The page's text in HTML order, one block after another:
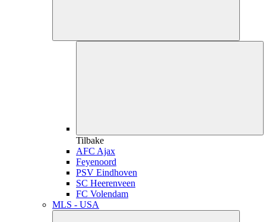
Tilbake
AFC Ajax
Feyenoord
PSV Eindhoven
SC Heerenveen
FC Volendam
MLS - USA